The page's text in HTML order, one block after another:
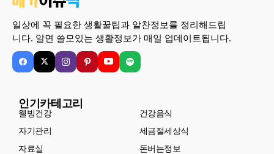
일상에 꼭 필요한 생활꿀팁과 알찬정보를 정리해드립
니다. 알면 쓸모있는 생활정보가 매일 업데이트됩니다.
인기카테고리
웰빙건강
건강음식
자기관리
세금절세상식
자료실
돈버는정보